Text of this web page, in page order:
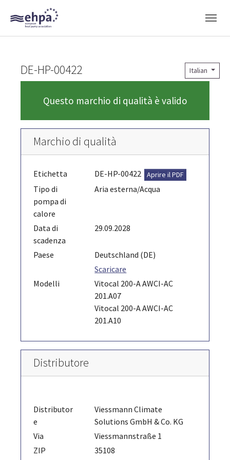
Skip to main navigation
Skip to main content
Skip to page footer
Italian
DE-HP-00422
Questo marchio di qualità è valido
Marchio di qualità
Etichetta DE-HP-00422 Aprire il PDF
Tipo di
pompa di
calore
Aria esterna/Acqua
Data di
scadenza
29.09.2028
Paese
Deutschland (DE)
Scaricare
Modelli
Vitocal 200-A AWCI-AC
201.A07
Vitocal 200-A AWCI-AC
201.A10
Distributore
Distributor
e
Viessmann Climate
Solutions GmbH & Co. KG
Via
Viessmannstraße 1
ZIP
35108